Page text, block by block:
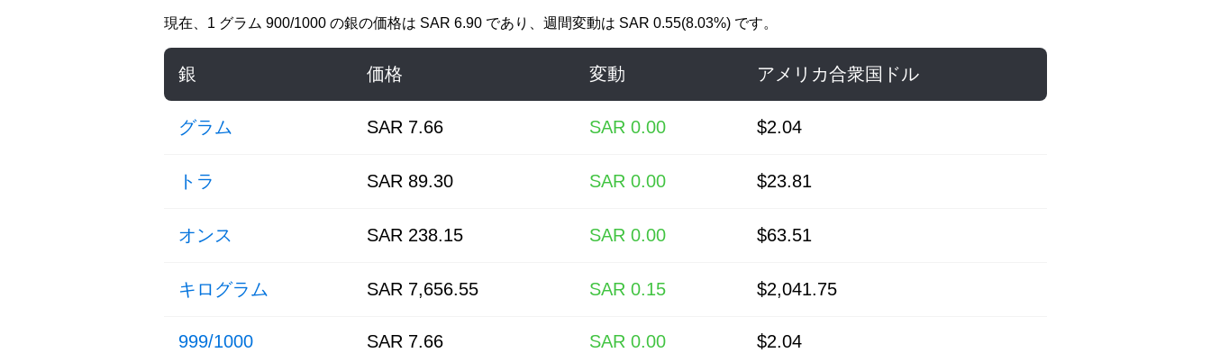
現在、 1 グラム 900/1000 の銀の価格は SAR 6.90 であり、週間変動は SAR 0.55(8.03%) です。
銀 価格 変動 アメリカ合衆国ドル
グラム SAR 7.66 SAR 0.00 $2.04
トラ SAR 89.30 SAR 0.00 $23.81
オンス SAR 238.15 SAR 0.00 $63.51
キログラム SAR 7,656.55 SAR 0.15 $2,041.75
999/1000 SAR 7.66 SAR 0.00 $2.04